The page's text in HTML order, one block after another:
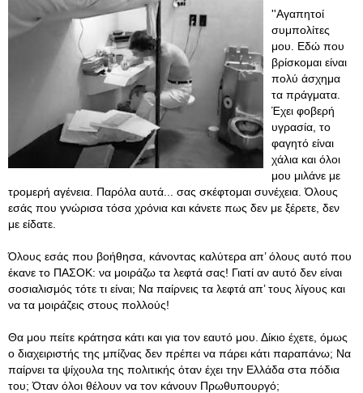
''Αγαπητοί
συμπολίτες
μου. Εδώ που
βρίσκομαι είναι
πολύ άσχημα
τα πράγματα.
Έχει φοβερή
υγρασία, το
φαγητό είναι
χάλια και όλοι
μου μιλάνε με
τρομερή αγένεια. Παρόλα αυτά... σας σκέφτομαι συνέχεια. Όλους
εσάς που γνώρισα τόσα χρόνια και κάνετε πως δεν με ξέρετε, δεν
με είδατε.
Όλους εσάς που βοήθησα, κάνοντας καλύτερα απ’ όλους αυτό που
έκανε το ΠΑΣΟΚ: να μοιράζω τα λεφτά σας! Γιατί αν αυτό δεν είναι
σοσιαλισμός τότε τι είναι; Να παίρνεις τα λεφτά απ’ τους λίγους και
να τα μοιράζεις στους πολλούς!
Θα μου πείτε κράτησα κάτι και για τον εαυτό μου. Δίκιο έχετε, όμως
ο διαχειριστής της μπίζνας δεν πρέπει να πάρει κάτι παραπάνω; Να
παίρνει τα ψίχουλα της πολιτικής όταν έχει την Ελλάδα στα πόδια
του; Όταν όλοι θέλουν να τον κάνουν Πρωθυπουργό;